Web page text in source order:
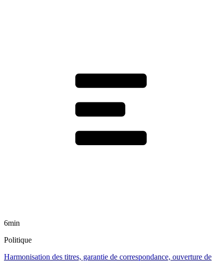
6min
Politique
Harmonisation des titres, garantie de correspondance, ouverture de